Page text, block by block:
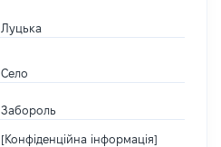
Луцька
Село
Забороль
[Конфіденційна інформація]